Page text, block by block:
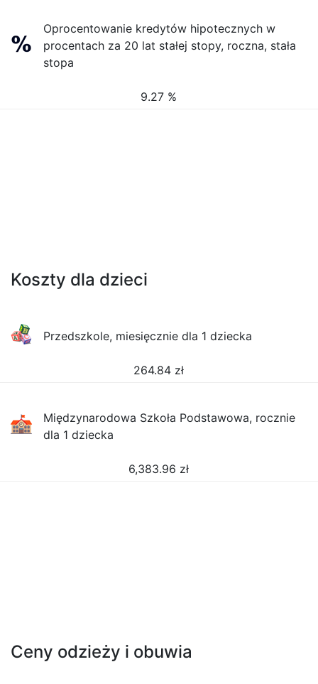
Oprocentowanie kredytów hipotecznych w
procentach za 20 lat stałej stopy, roczna, stała
stopa
9.27 %
Koszty dla dzieci
Przedszkole, miesięcznie dla 1 dziecka
264.84 zł
Międzynarodowa Szkoła Podstawowa, rocznie
dla 1 dziecka
6,383.96 zł
Ceny odzieży i obuwia